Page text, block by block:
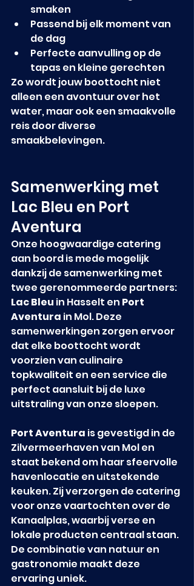
smaken
Passend bij elk moment van
de dag
Perfecte aanvulling op de
tapas en kleine gerechten
Zo wordt jouw boottocht niet
alleen een avontuur over het
water, maar ook een smaakvolle
reis door diverse
smaakbelevingen.
Samenwerking met
Lac Bleu en Port
Aventura
Onze hoogwaardige catering
aan boord is mede mogelijk
dankzij de samenwerking met
twee gerenommeerde partners:
Lac Bleu in Hasselt en Port
Aventura in Mol. Deze
samenwerkingen zorgen ervoor
dat elke boottocht wordt
voorzien van culinaire
topkwaliteit en een service die
perfect aansluit bij de luxe
uitstraling van onze sloepen.
Port Aventura is gevestigd in de
Zilvermeerhaven van Mol en
staat bekend om haar sfeervolle
havenlocatie en uitstekende
keuken. Zij verzorgen de catering
voor onze vaartochten over de
Kanaalplas, waarbij verse en
lokale producten centraal staan.
De combinatie van natuur en
gastronomie maakt deze
ervaring uniek.